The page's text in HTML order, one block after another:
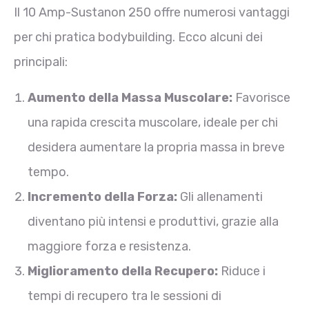
Il 10 Amp-Sustanon 250 offre numerosi vantaggi
per chi pratica bodybuilding. Ecco alcuni dei
principali:
Aumento della Massa Muscolare: Favorisce
una rapida crescita muscolare, ideale per chi
desidera aumentare la propria massa in breve
tempo.
Incremento della Forza: Gli allenamenti
diventano più intensi e produttivi, grazie alla
maggiore forza e resistenza.
Miglioramento della Recupero: Riduce i
tempi di recupero tra le sessioni di